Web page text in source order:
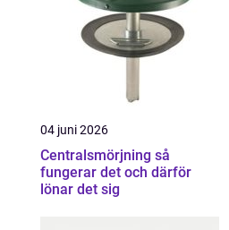
04 juni 2026
Centralsmörjning så
fungerar det och därför
lönar det sig